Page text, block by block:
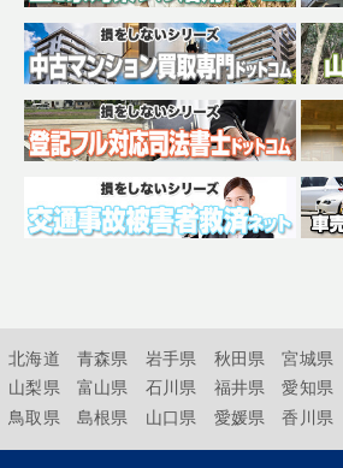
北海道 青森県 岩手県 秋田県 宮城県
山梨県
富山県 石川県 福井県 愛知県
鳥取県
島根県 山口県 愛媛県 香川県